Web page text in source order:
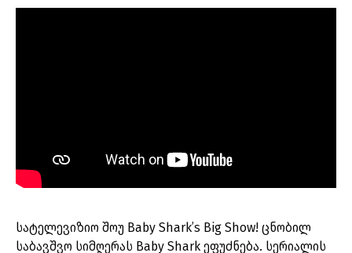
სატელევიზიო შოუ Baby Shark’s Big Show! ცნობილ
საბავშვო სიმღერას Baby Shark ეფუძნება. სერიალის